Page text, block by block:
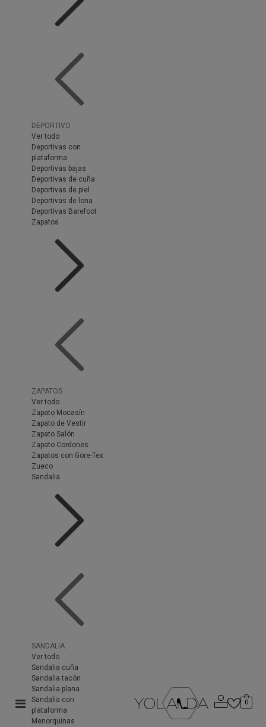
DEPORTIVO
Ver todo
Deportivas con
plataforma
Deportivas bajas
Deportivas de cuña
Deportivas de piel
Deportivas de lona
Deportivas Barefoot
Zapatos
ZAPATOS
Ver todo
Zapato Mocasín
Zapato de Vestir
Zapato Salón
Zapato Cordones
Zapatos con Gore-Tex
Zueco
Sandalia
SANDALIA
Ver todo
Sandalia cuña
Sandalia tacón
Sandalia plana
Sandalia con
plataforma
Menorquinas
0